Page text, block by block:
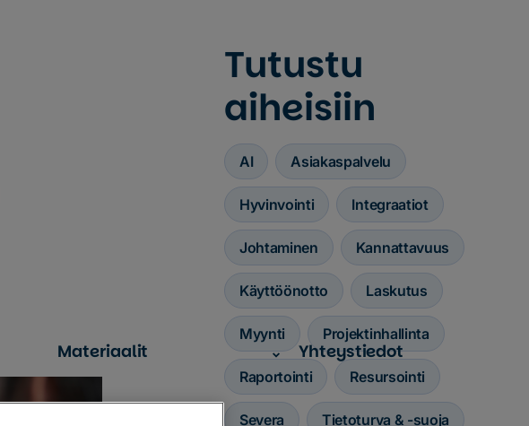
Materiaalit Yhteystiedot
Tutustu
aiheisiin
AI Asiakaspalvelu
Hyvinvointi Integraatiot
Johtaminen Kannattavuus
Käyttöönotto Laskutus
Myynti Projektinhallinta
Raportointi Resursointi
Severa Tietoturva & -suoja